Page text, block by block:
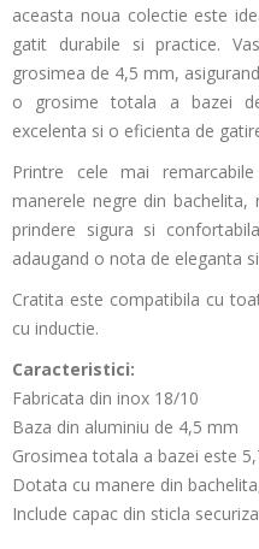
aceasta noua colectie este
gatit durabile si practice.
grosimea de 4,5 mm,
o grosime totala a bazei
excelenta si o eficienta de
Printre cele mai
manerele negre din
prindere sigura si
adaugand o nota de eleganta
Cratita este compatibila cu
cu inductie.
Caracteristici:
Fabricata din inox 18/10
Baza din aluminiu de 4,5 mm
Grosimea totala a bazei este
Dotata cu manere din
Include capac din sticla